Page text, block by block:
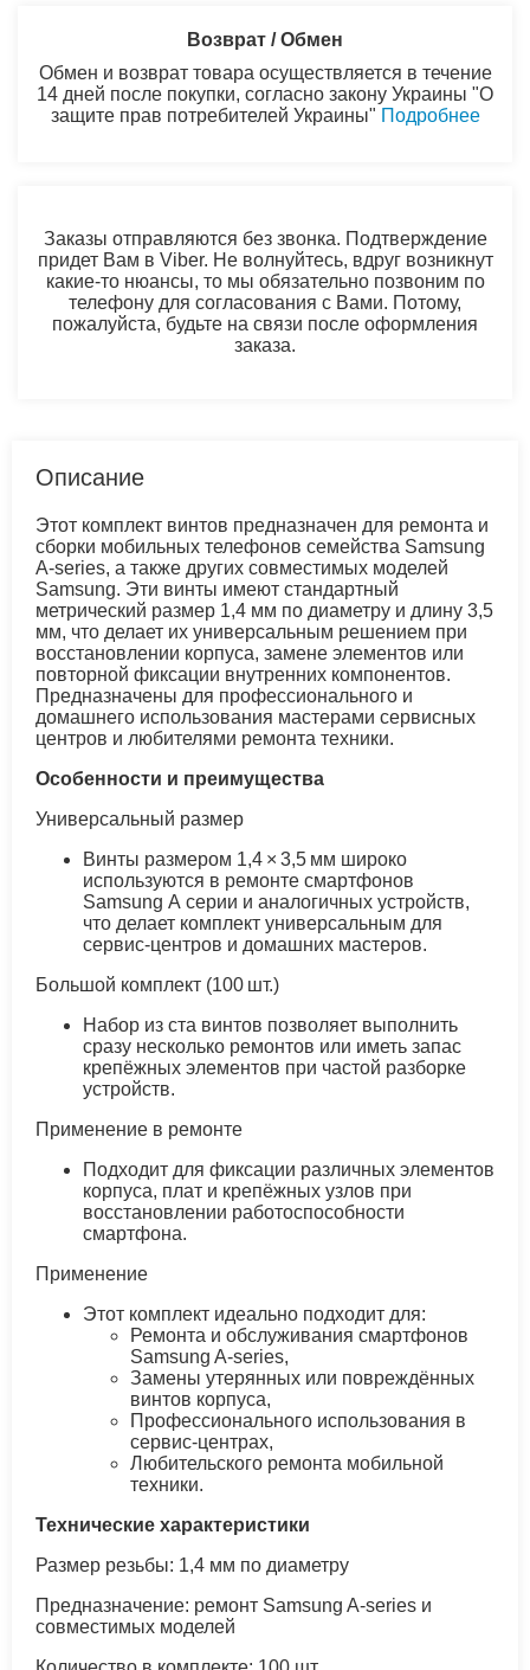
Возврат / Обмен
Обмен и возврат товара осуществляется в течение
14 дней после покупки, согласно закону Украины "О
защите прав потребителей Украины" Подробнее
Заказы отправляются без звонка. Подтверждение
придет Вам в Viber. Не волнуйтесь, вдруг возникнут
какие-то нюансы, то мы обязательно позвоним по
телефону для согласования с Вами. Потому,
пожалуйста, будьте на связи после оформления
заказа.
Описание
Этот комплект винтов предназначен для ремонта и
сборки мобильных телефонов семейства Samsung
A‑series, а также других совместимых моделей
Samsung. Эти винты имеют стандартный
метрический размер 1,4 мм по диаметру и длину 3,5
мм, что делает их универсальным решением при
восстановлении корпуса, замене элементов или
повторной фиксации внутренних компонентов.
Предназначены для профессионального и
домашнего использования мастерами сервисных
центров и любителями ремонта техники.
Особенности и преимущества
Универсальный размер
Винты размером 1,4 × 3,5 мм широко
используются в ремонте смартфонов
Samsung А серии и аналогичных устройств,
что делает комплект универсальным для
сервис‑центров и домашних мастеров.
Большой комплект (100 шт.)
Набор из ста винтов позволяет выполнить
сразу несколько ремонтов или иметь запас
крепёжных элементов при частой разборке
устройств.
Применение в ремонте
Подходит для фиксации различных элементов
корпуса, плат и крепёжных узлов при
восстановлении работоспособности
смартфона.
Применение
Этот комплект идеально подходит для:
Ремонта и обслуживания смартфонов
Samsung A‑series,
Замены утерянных или повреждённых
винтов корпуса,
Профессионального использования в
сервис‑центрах,
Любительского ремонта мобильной
техники.
Технические характеристики
Размер резьбы: 1,4 мм по диаметру
Предназначение: ремонт Samsung A‑series и
совместимых моделей